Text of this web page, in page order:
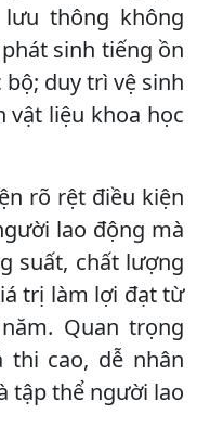
thông không
sinh tiếng ồn
duy trì vệ sinh
vật liệu khoa học
rõ rệt điều kiện
lao động mà
suất, chất lượng
trị làm lợi đạt từ
Quan trọng
thi cao, dễ nhân
tập thể người lao